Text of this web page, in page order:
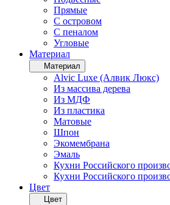
Прямые
С островом
С пеналом
Угловые
Материал
Материал
Alvic Luxe (Алвик Люкс)
Из массива дерева
Из МДФ
Из пластика
Матовые
Шпон
Экомембрана
Эмаль
Кухни Российского
Кухни Российского
Цвет
Цвет